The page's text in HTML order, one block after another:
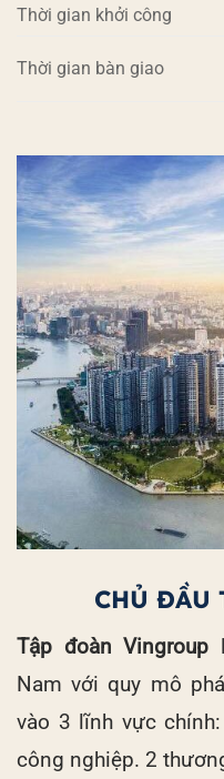
Thời gian khởi công
Thời gian bàn giao
CHỦ ĐẦU
Tập đoàn Vingroup
Nam với quy mô
vào 3 lĩnh vực
công nghiệp. 2